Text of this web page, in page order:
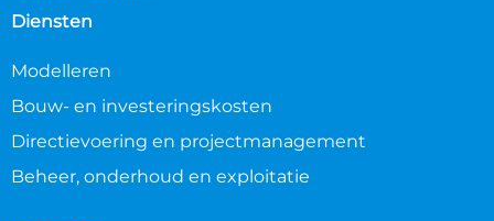
Diensten
Modelleren
Bouw- en investeringskosten
Directievoering en projectmanagement
Beheer, onderhoud en exploitatie